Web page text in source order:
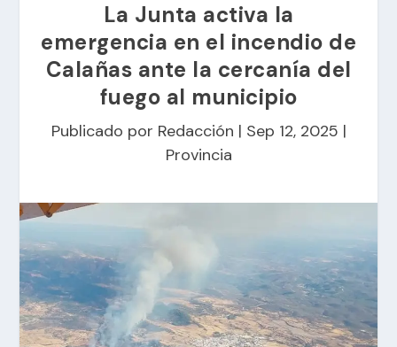
La Junta activa la
emergencia en el incendio de
Calañas ante la cercanía del
fuego al municipio
Publicado por Redacción | Sep 12, 2025 |
Provincia